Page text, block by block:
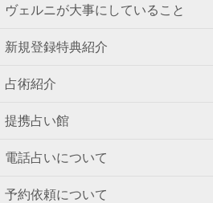
ヴェルニが大事にしていること
新規登録特典紹介
占術紹介
提携占い館
電話占いについて
予約依頼について